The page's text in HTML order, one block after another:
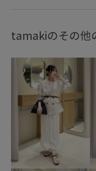
ショルダーバッグ
26officecasual
VIS_2026SS_POLO2
vis_pickuptops
Wbottoms_pickup
tamakiのその他